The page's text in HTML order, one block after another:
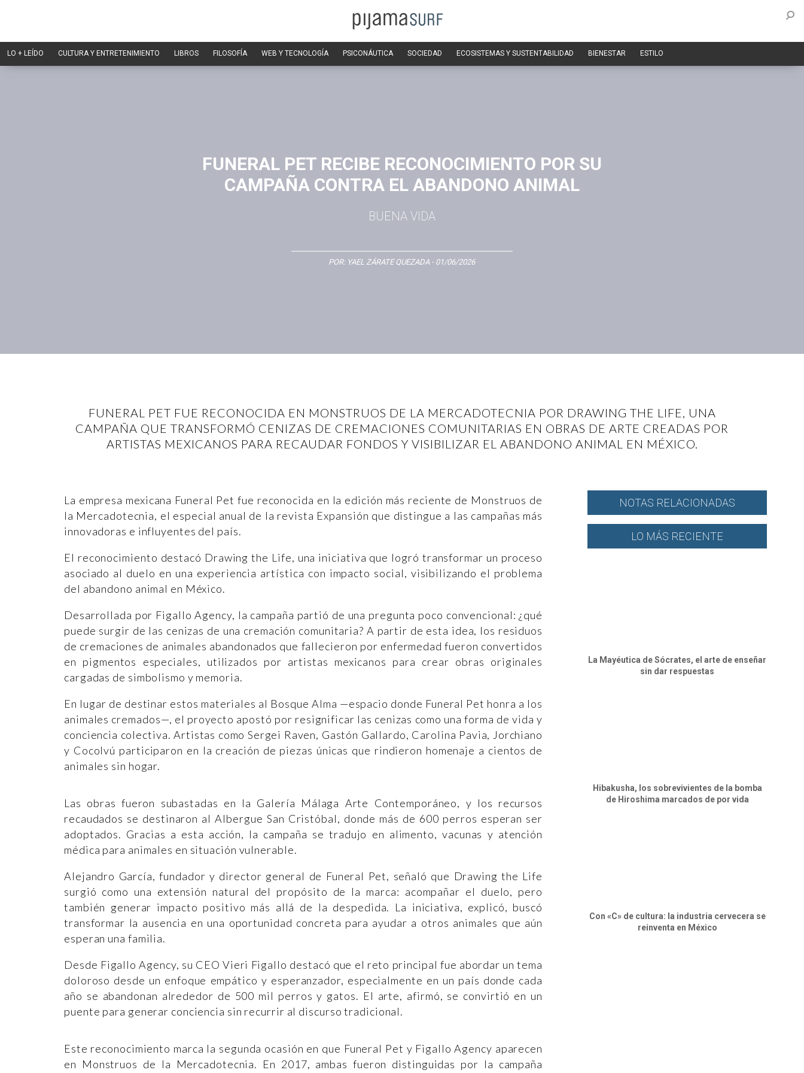
LO + LEÍDO CULTURA Y ENTRETENIMIENTO LIBROS FILOSOFÍA WEB Y TECNOLOGÍA PSICONÁUTICA SOCIEDAD ECOSISTEMAS Y SUSTENTABILIDAD BIENESTAR ESTILO
FUNERAL PET RECIBE RECONOCIMIENTO POR SU
CAMPAÑA CONTRA EL ABANDONO ANIMAL
BUENA VIDA
POR: YAEL ZÁRATE QUEZADA - 01/06/2026
FUNERAL PET FUE RECONOCIDA EN MONSTRUOS DE LA MERCADOTECNIA POR DRAWING THE LIFE, UNA
CAMPAÑA QUE TRANSFORMÓ CENIZAS DE CREMACIONES COMUNITARIAS EN OBRAS DE ARTE CREADAS POR
ARTISTAS MEXICANOS PARA RECAUDAR FONDOS Y VISIBILIZAR EL ABANDONO ANIMAL EN MÉXICO.
La empresa mexicana Funeral Pet fue reconocida en la edición más reciente de Monstruos de
la Mercadotecnia, el especial anual de la revista Expansión que distingue a las campañas más
innovadoras e influyentes del país.
El reconocimiento destacó Drawing the Life, una iniciativa que logró transformar un proceso
asociado al duelo en una experiencia artística con impacto social, visibilizando el problema
del abandono animal en México.
Desarrollada por Figallo Agency, la campaña partió de una pregunta poco convencional: ¿qué
puede surgir de las cenizas de una cremación comunitaria? A partir de esta idea, los residuos
de cremaciones de animales abandonados que fallecieron por enfermedad fueron convertidos
en pigmentos especiales, utilizados por artistas mexicanos para crear obras originales
cargadas de simbolismo y memoria.
En lugar de destinar estos materiales al Bosque Alma —espacio donde Funeral Pet honra a los
animales cremados—, el proyecto apostó por resignificar las cenizas como una forma de vida y
conciencia colectiva. Artistas como Sergei Raven, Gastón Gallardo, Carolina Pavia, Jorchiano
y Cocolvú participaron en la creación de piezas únicas que rindieron homenaje a cientos de
animales sin hogar.
Las obras fueron subastadas en la Galería Málaga Arte Contemporáneo, y los recursos
recaudados se destinaron al Albergue San Cristóbal, donde más de 600 perros esperan ser
adoptados. Gracias a esta acción, la campaña se tradujo en alimento, vacunas y atención
médica para animales en situación vulnerable.
Alejandro García, fundador y director general de Funeral Pet, señaló que Drawing the Life
surgió como una extensión natural del propósito de la marca: acompañar el duelo, pero
también generar impacto positivo más allá de la despedida. La iniciativa, explicó, buscó
transformar la ausencia en una oportunidad concreta para ayudar a otros animales que aún
esperan una familia.
Desde Figallo Agency, su CEO Vieri Figallo destacó que el reto principal fue abordar un tema
doloroso desde un enfoque empático y esperanzador, especialmente en un país donde cada
año se abandonan alrededor de 500 mil perros y gatos. El arte, afirmó, se convirtió en un
puente para generar conciencia sin recurrir al discurso tradicional.
Este reconocimiento marca la segunda ocasión en que Funeral Pet y Figallo Agency aparecen
en Monstruos de la Mercadotecnia. En 2017, ambas fueron distinguidas por la campaña
NOTAS RELACIONADAS
LO MÁS RECIENTE
La Mayéutica de Sócrates, el arte de enseñar
sin dar respuestas
Hibakusha, los sobrevivientes de la bomba
de Hiroshima marcados de por vida
Con «C» de cultura: la industria cervecera se
reinventa en México